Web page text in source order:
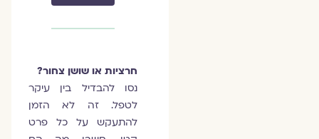
חרציות או שושן צחור?
נסו להבדיל בין עיקר
לטפל. זה לא הזמן
להתעקש על כל פרט